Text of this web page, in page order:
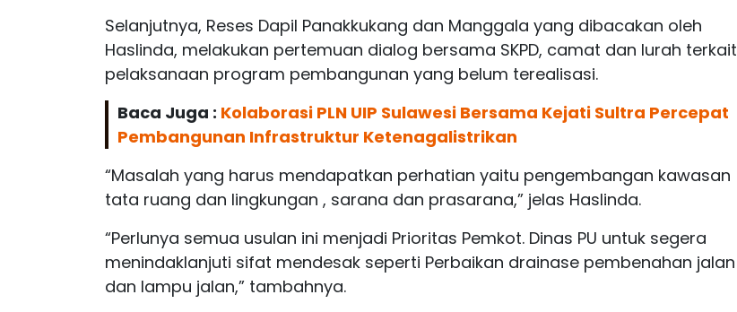
Selanjutnya, Reses Dapil Panakkukang dan Manggala yang dibacakan oleh
Haslinda, melakukan pertemuan dialog bersama SKPD, camat dan lurah terkait
pelaksanaan program pembangunan yang belum terealisasi.
Baca Juga : Kolaborasi PLN UIP Sulawesi Bersama Kejati Sultra Percepat
Pembangunan Infrastruktur Ketenagalistrikan
“Masalah yang harus mendapatkan perhatian yaitu pengembangan kawasan
tata ruang dan lingkungan , sarana dan prasarana,” jelas Haslinda.
“Perlunya semua usulan ini menjadi Prioritas Pemkot. Dinas PU untuk segera
menindaklanjuti sifat mendesak seperti Perbaikan drainase pembenahan jalan
dan lampu jalan,” tambahnya.